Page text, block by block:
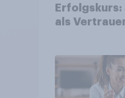
Erfolgskurs:
als